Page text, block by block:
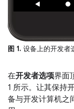
图 1. 设备上的开发者
在开发者选项界面
1 所示。让其保持
备与开发计算机之